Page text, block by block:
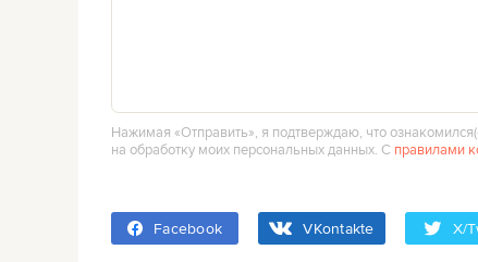
Нажимая «Отправить», я подтверждаю, что
на обработку моих персональных данных. С правилами
Facebook VKontakte X/